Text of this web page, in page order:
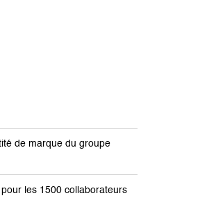
de marque du groupe
les 1500 collaborateurs